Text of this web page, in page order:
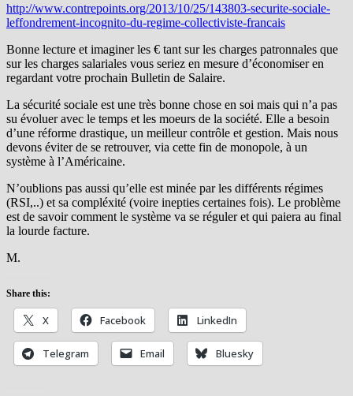
http://www.contrepoints.org/2013/10/25/143803-securite-sociale-
leffondrement-incognito-du-regime-collectiviste-francais
Bonne lecture et imaginer les € tant sur les charges patronnales que
sur les charges salariales vous seriez en mesure d’économiser en
regardant votre prochain Bulletin de Salaire.
La sécurité sociale est une très bonne chose en soi mais qui n’a pas
su évoluer avec le temps et les moeurs de la société. Elle a besoin
d’une réforme drastique, un meilleur contrôle et gestion. Mais nous
devons éviter de se retrouver, via cette fin de monopole, à un
système à l’Américaine.
N’oublions pas aussi qu’elle est minée par les différents régimes
(RSI,..) et sa compléxité (voire inepties certaines fois). Le problème
est de savoir comment le système va se réguler et qui paiera au final
la lourde facture.
M.
Share this:
X Facebook LinkedIn
Telegram Email Bluesky